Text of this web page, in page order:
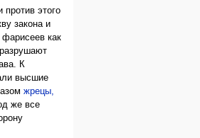
против этого
закона и
как
К
высшие
жрецы,
же все